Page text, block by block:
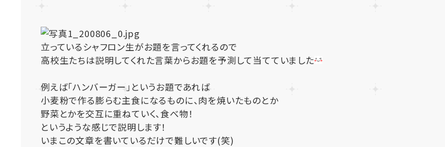
立っているシャフロン生がお題を言ってくれるので
高校生たちは説明してくれた言葉からお題を予測して当てていました
例えば「ハンバーガー」というお題であれば
小麦粉で作る膨らむ主食になるものに、肉を焼いたものとか
野菜とかを交互に重ねていく、食べ物！
というような感じで説明します！
いまこの文章を書いているだけで難しいです(笑)